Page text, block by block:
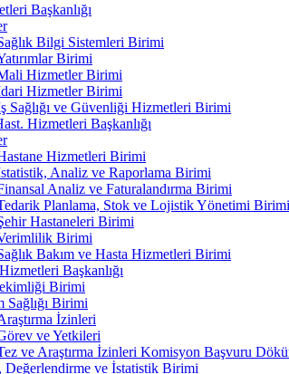
Başkanlığı
Bilgi Sistemleri Birimi
Birimi
Hizmetler Birimi
Hizmetler Birimi
Sağlığı ve Güvenliği Hizmetleri Birimi
Hizmetleri Başkanlığı
Hizmetleri Birimi
Analiz ve Raporlama Birimi
Analiz ve Faturalandırma Birimi
Planlama, Stok ve Lojistik Yönetimi Birimi
Hastaneleri Birimi
Birimi
Bakım ve Hasta Hizmetleri Birimi
Başkanlığı
Birimi
Sağlığı Birimi
İzinleri
ve Yetkileri
ve Araştırma İzinleri Komisyon Başvuru
Değerlendirme ve İstatistik Birimi